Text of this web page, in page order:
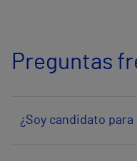
Preguntas
¿Soy candidato